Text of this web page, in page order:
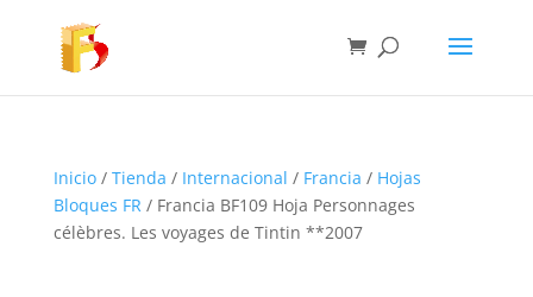
Inicio/ Tienda / Internacional / Francia / Hojas
Bloques FR/ Francia BF109 Hoja Personnages
célèbres. Les voyages de Tintin **2007